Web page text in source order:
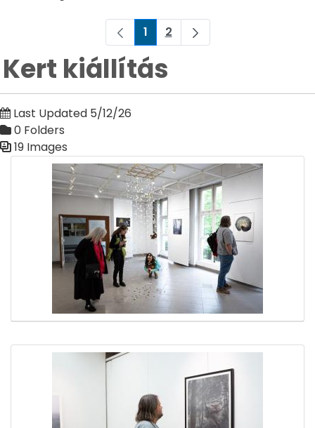
Page
1 Page
2
Kert kiállítás
Last Updated 5/12/26
0 Folders
19 Images
Media Gallery